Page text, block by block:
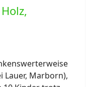
Lauer, Marborn),